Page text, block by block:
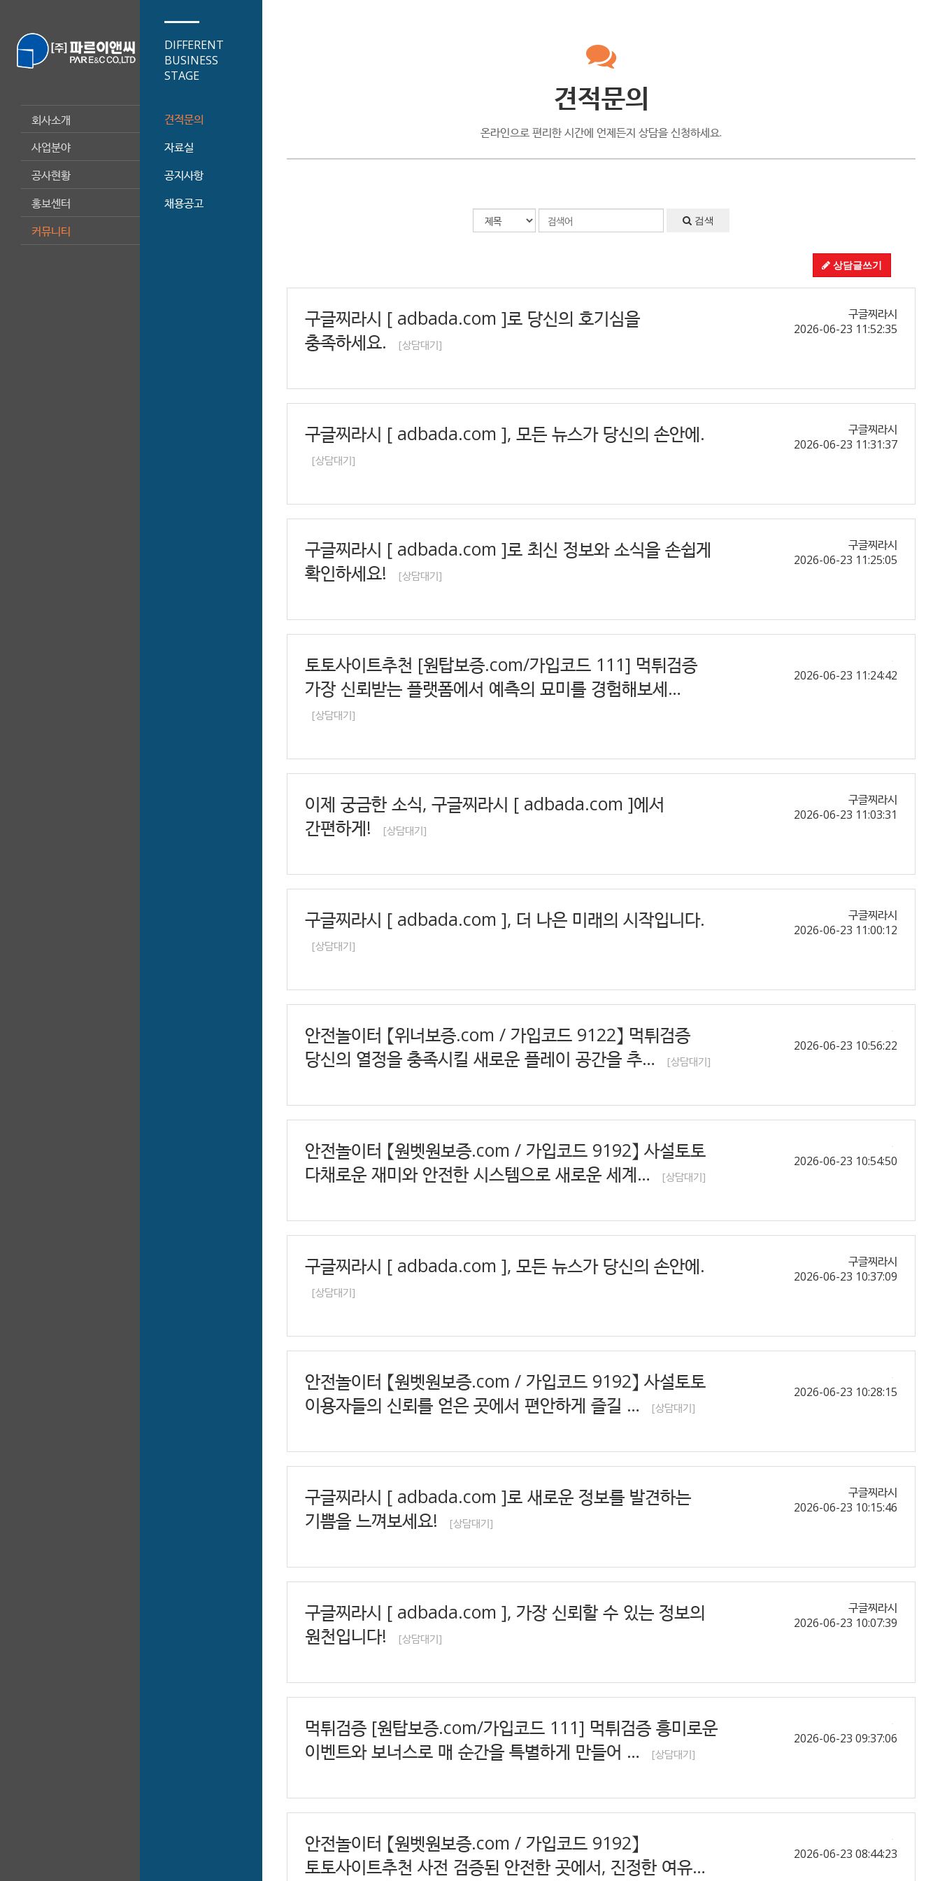
회사소개
사업분야
공사현황
홍보센터
커뮤니티
DIFFERENT
BUSINESS
STAGE
견적문의
자료실
공지사항
채용공고
견적문의
온라인으로 편리한 시간에 언제든지 상담을 신청하세요.
검색
상담글쓰기
구글찌라시 [ adbada.com ]로 당신의 호기심을
충족하세요.
[상담대기]
구글찌라시
2026-06-23 11:52:35
구글찌라시 [ adbada.com ], 모든 뉴스가 당신의 손안에.
[상담대기]
구글찌라시
2026-06-23 11:31:37
구글찌라시 [ adbada.com ]로 최신 정보와 소식을 손쉽게
확인하세요!
[상담대기]
구글찌라시
2026-06-23 11:25:05
토토사이트추천 [원탑보증.com/가입코드 111] 먹튀검증
가장 신뢰받는 플랫폼에서 예측의 묘미를 경험해보세…
[상담대기]
2026-06-23 11:24:42
이제 궁금한 소식, 구글찌라시 [ adbada.com ]에서
간편하게!
[상담대기]
구글찌라시
2026-06-23 11:03:31
구글찌라시 [ adbada.com ], 더 나은 미래의 시작입니다.
[상담대기]
구글찌라시
2026-06-23 11:00:12
안전놀이터 【위너보증.com / 가입코드 9122】 먹튀검증
당신의 열정을 충족시킬 새로운 플레이 공간을 추…
[상담대기]
2026-06-23 10:56:22
안전놀이터 【원벳원보증.com / 가입코드 9192】 사설토토
다채로운 재미와 안전한 시스템으로 새로운 세계…
[상담대기]
2026-06-23 10:54:50
구글찌라시 [ adbada.com ], 모든 뉴스가 당신의 손안에.
[상담대기]
구글찌라시
2026-06-23 10:37:09
안전놀이터 【원벳원보증.com / 가입코드 9192】 사설토토
이용자들의 신뢰를 얻은 곳에서 편안하게 즐길 …
[상담대기]
2026-06-23 10:28:15
구글찌라시 [ adbada.com ]로 새로운 정보를 발견하는
기쁨을 느껴보세요!
[상담대기]
구글찌라시
2026-06-23 10:15:46
구글찌라시 [ adbada.com ], 가장 신뢰할 수 있는 정보의
원천입니다!
[상담대기]
구글찌라시
2026-06-23 10:07:39
먹튀검증 [원탑보증.com/가입코드 111] 먹튀검증 흥미로운
이벤트와 보너스로 매 순간을 특별하게 만들어 …
[상담대기]
2026-06-23 09:37:06
안전놀이터 【원벳원보증.com / 가입코드 9192】
토토사이트추천 사전 검증된 안전한 곳에서, 진정한 여유…
2026-06-23 08:44:23